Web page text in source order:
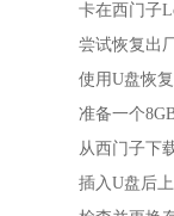
卡在西门子
尝试恢复出
使用U盘恢
准备一个‌
从西门子下
插入U盘后